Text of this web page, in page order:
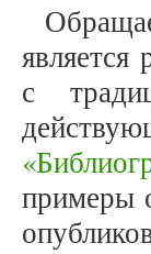
с
примеры